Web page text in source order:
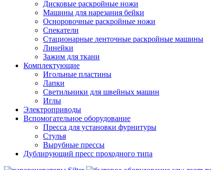
Дисковые раскройные ножи
Машины для нарезания бейки
Осноровочные раскройные ножи
Спекатели
Стационарные ленточные раскройные машины
Линейки
Зажим для ткани
Комплектующие
Игольные пластины
Лапки
Светильники для швейных машин
Иглы
Электроприводы
Вспомогательное оборудование
Пресса для установки фурнитуры
Стулья
Вырубные прессы
Дублирующий пресс проходного типа